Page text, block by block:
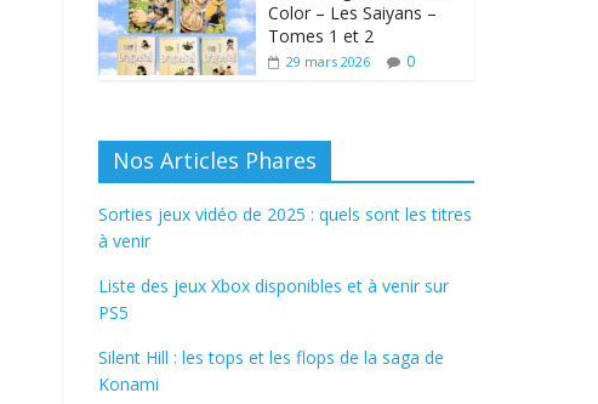
Color – Les Saiyans –
Tomes 1 et 2
29 mars 2026 0
Nos Articles Phares
Sorties jeux vidéo de 2025 : quels sont les titres
à venir
Liste des jeux Xbox disponibles et à venir sur
PS5
Silent Hill : les tops et les flops de la saga de
Konami